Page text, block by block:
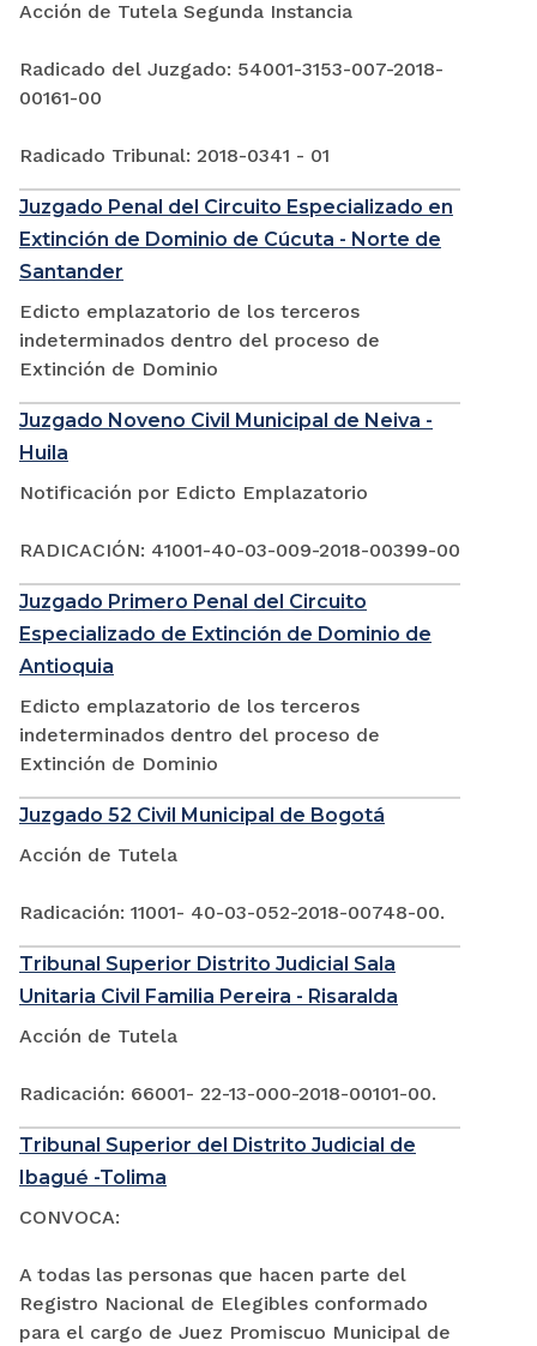
Acción de Tutela Segunda Instancia
Radicado del Juzgado: 54001-3153-007-2018-
00161-00
Radicado Tribunal: 2018-0341 - 01
Juzgado Penal del Circuito Especializado en
Extinción de Dominio de Cúcuta - Norte de
Santander
Edicto emplazatorio de los terceros
indeterminados dentro del proceso de
Extinción de Dominio
Juzgado Noveno Civil Municipal de Neiva -
Huila
Notificación por Edicto Emplazatorio
RADICACIÓN: 41001-40-03-009-2018-00399-00
Juzgado Primero Penal del Circuito
Especializado de Extinción de Dominio de
Antioquia
Edicto emplazatorio de los terceros
indeterminados dentro del proceso de
Extinción de Dominio
Juzgado 52 Civil Municipal de Bogotá
Acción de Tutela
Radicación: 11001- 40-03-052-2018-00748-00.
Tribunal Superior Distrito Judicial Sala
Unitaria Civil Familia Pereira - Risaralda
Acción de Tutela
Radicación: 66001- 22-13-000-2018-00101-00.
Tribunal Superior del Distrito Judicial de
Ibagué -Tolima
CONVOCA:
A todas las personas que hacen parte del
Registro Nacional de Elegibles conformado
para el cargo de Juez Promiscuo Municipal de